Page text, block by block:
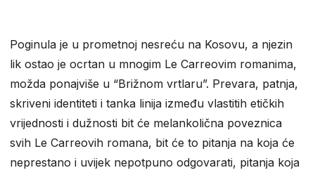
Poginula je u prometnoj nesreću na Kosovu, a njezin
lik ostao je ocrtan u mnogim Le Carreovim romanima,
možda ponajviše u “Brižnom vrtlaru”. Prevara, patnja,
skriveni identiteti i tanka linija između vlastitih etičkih
vrijednosti i dužnosti bit će melankolična poveznica
svih Le Carreovih romana, bit će to pitanja na koja će
neprestano i uvijek nepotpuno odgovarati, pitanja koja